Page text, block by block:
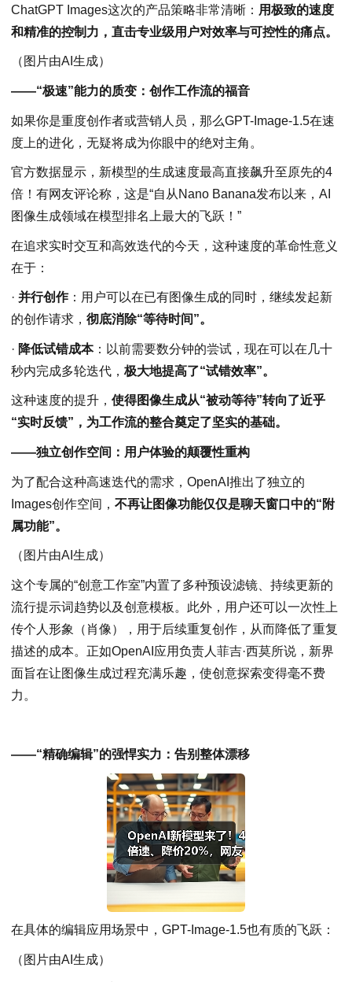
ChatGPT Images这次的产品策略非常清晰： 用极致的速度
和精准的控制力，直击专业级用户对效率与可控性的痛点。
（图片由AI生成）
——“极速”能力的质变：创作工作流的福音
如果你是重度创作者或营销人员，那么GPT-Image-1.5在速
度上的进化，无疑将成为你眼中的绝对主角。
官方数据显示，新模型的生成速度最高直接飙升至原先的4
倍！有网友评论称，这是“自从Nano Banana发布以来，AI
图像生成领域在模型排名上最大的飞跃！”
在追求实时交互和高效迭代的今天，这种速度的革命性意义
在于：
· 并行创作：用户可以在已有图像生成的同时，继续发起新
的创作请求， 彻底消除“等待时间”。
· 降低试错成本：以前需要数分钟的尝试，现在可以在几十
秒内完成多轮迭代， 极大地提高了“试错效率”。
这种速度的提升， 使得图像生成从“被动等待”转向了近乎
“实时反馈”，为工作流的整合奠定了坚实的基础。
——独立创作空间：用户体验的颠覆性重构
为了配合这种高速迭代的需求，OpenAI推出了独立的
Images创作空间， 不再让图像功能仅仅是聊天窗口中的“附
属功能”。
（图片由AI生成）
这个专属的“创意工作室”内置了多种预设滤镜、持续更新的
流行提示词趋势以及创意模板。此外，用户还可以一次性上
传个人形象（肖像），用于后续重复创作，从而降低了重复
描述的成本。正如OpenAI应用负责人菲吉·西莫所说，新界
面旨在让图像生成过程充满乐趣，使创意探索变得毫不费
力。
——“精确编辑”的强悍实力：告别整体漂移
在具体的编辑应用场景中，GPT-Image-1.5也有质的飞跃：
（图片由AI生成）